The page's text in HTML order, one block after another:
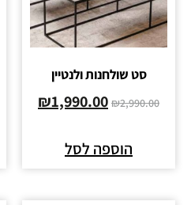
סט שולחנות ולנטיין
₪2,990.00
₪1,990.00
הוספה לסל